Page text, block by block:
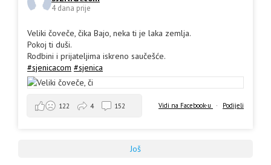
4 dana prije
Veliki čoveče, čika Bajo, neka ti je laka zemlja.
Pokoj ti duši.
Rodbini i prijateljima iskreno saučešće.
#sjenicacom #sjenica
Vidi na Facebook-u · Podijeli
122 4 152
Još